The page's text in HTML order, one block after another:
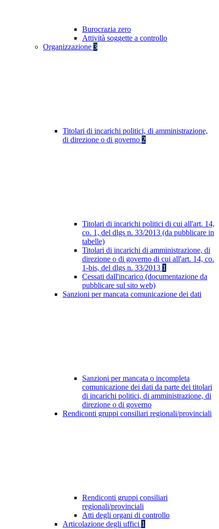
Burocrazia zero
Attività soggette a controllo
Organizzazione 3
Titolari di incarichi politici, di amministrazione,
di direzione o di governo 2
Titolari di incarichi politici di cui all'art. 14,
co. 1, del dlgs n. 33/2013 (da pubblicare in
tabelle)
Titolari di incarichi di amministrazione, di
direzione o di governo di cui all'art. 14, co.
1-bis, del dlgs n. 33/2013 1
Cessati dall'incarico (documentazione da
pubblicare sul sito web)
Sanzioni per mancata comunicazione dei dati
Sanzioni per mancata o incompleta
comunicazione dei dati da parte dei titolari
di incarichi politici, di amministrazione, di
direzione o di governo
Rendiconti gruppi consiliari regionali/provinciali
Rendiconti gruppi consiliari
regionali/provinciali
Atti degli organi di controllo
Articolazione degli uffici 1